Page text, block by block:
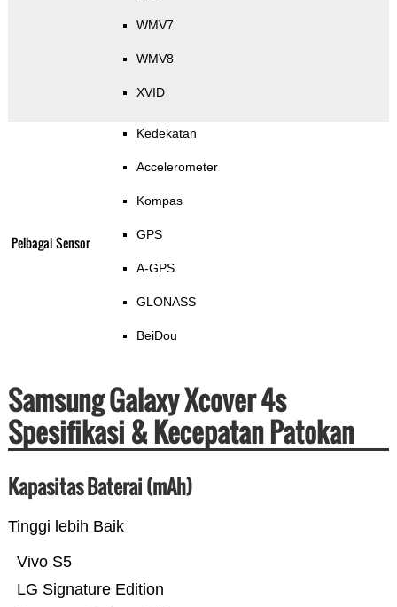
WMV7
WMV8
XVID
Pelbagai Sensor
Kedekatan
Accelerometer
Kompas
GPS
A-GPS
GLONASS
BeiDou
Samsung Galaxy Xcover 4s
Spesifikasi & Kecepatan Patokan
Kapasitas Baterai (mAh)
Tinggi lebih Baik
LG Signature Edition
Vivo S5